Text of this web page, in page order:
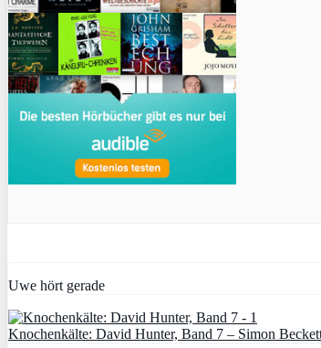
Uwe hört gerade
Knochenkälte: David Hunter, Band 7 – Simon